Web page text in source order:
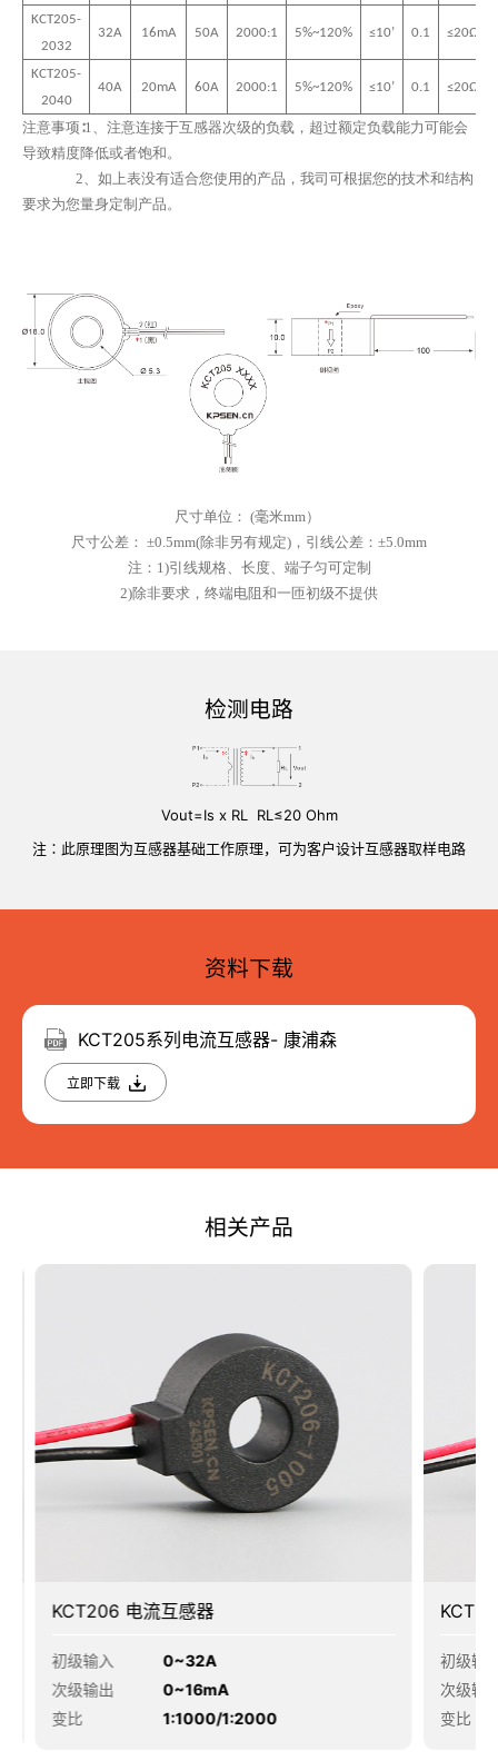
KCT205-
2032
32A 16mA 50A 2000:1 5%~120% ≤10’ 0.1 ≤20Ω
KCT205-
2040
40A 20mA 60A 2000:1 5%~120% ≤10’ 0.1 ≤20Ω
注意事项∶1、 注意连接于互感器次级的负载 ， 超过额定负载能力可能会
导致精度降低或者饱和 。
2、 如上表没有适合您使用的产品，我司可根据您的技术和结构
要求为您量身定制产品。
尺寸单位 ： (毫米mm）
尺寸公差 ： ±0.5mm(除非另有规定)，引线公差：±5.0mm
注： 1)引线规格、长度、端子匀可定制
2)除非要求，终端电阻和一匝初级不提供
检测电路
Vout=Is x RL RL≤20 Ohm
注∶此原理图为互感器基础工作原理，可为客户设计互感器取样电路
资料下载
KCT205系列电流互感器- 康浦森
立即下载
相关产品
KCT206 电流互感器
初级输入
0~32A
次级输出
0~16mA
变比
1:1000/1:2000
初级输入
次级输出
变比